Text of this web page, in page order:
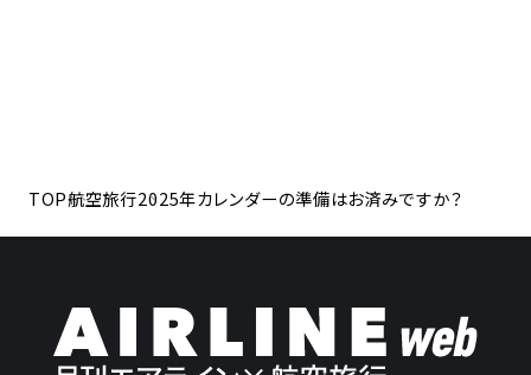
TOP航空旅行2025年カレンダーの準備はお済みですか？